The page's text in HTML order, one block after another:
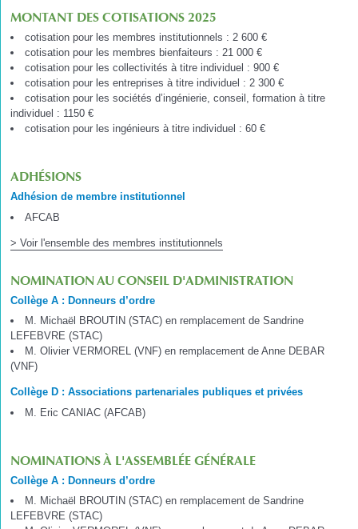
MONTANT DES COTISATIONS 2025
cotisation pour les membres institutionnels : 2 600 €
cotisation pour les membres bienfaiteurs : 21 000 €
cotisation pour les collectivités à titre individuel : 900 €
cotisation pour les entreprises à titre individuel : 2 300 €
cotisation pour les sociétés d’ingénierie, conseil, formation à titre
individuel : 1150 €
cotisation pour les ingénieurs à titre individuel : 60 €
ADHÉSIONS
Adhésion de membre institutionnel
AFCAB
> Voir l'ensemble des membres institutionnels
NOMINATION AU CONSEIL D'ADMINISTRATION
Collège A : Donneurs d’ordre
M. Michaël BROUTIN (STAC) en remplacement de Sandrine
LEFEBVRE (STAC)
M. Olivier VERMOREL (VNF) en remplacement de Anne DEBAR
(VNF)
Collège D : Associations partenariales publiques et privées
M. Eric CANIAC (AFCAB)
NOMINATIONS À L'ASSEMBLÉE GÉNÉRALE
Collège A : Donneurs d’ordre
M. Michaël BROUTIN (STAC) en remplacement de Sandrine
LEFEBVRE (STAC)